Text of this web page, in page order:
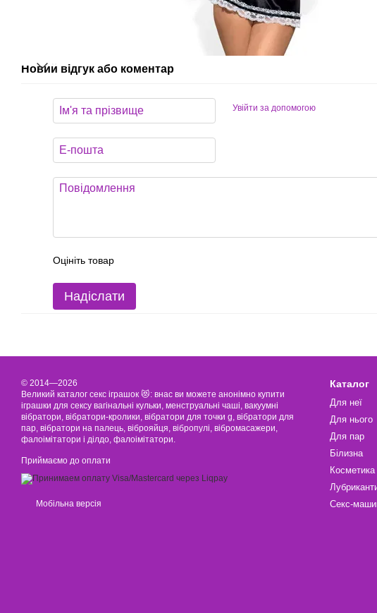
Новий відгук або коментар
Увійти за допомогою
Оцініть товар
Надіслати
© 2014—2026
Великий каталог секс іграшок 😻: внас ви можете анонімно купити
іграшки для сексу вагінальні кульки, менструальні чаші, вакуумні
вібратори, вібратори-кролики, вібратори для точки g, вібратори для
пар, вібратори на палець, віброяйця, вібропулі, вібромасажери,
фалоімітатори і ділдо, фалоімітатори.
Приймаємо до оплати
Мобільна версія
Каталог
Для неї
Для нього
Для пар
Білизна
Косметика
Секс-